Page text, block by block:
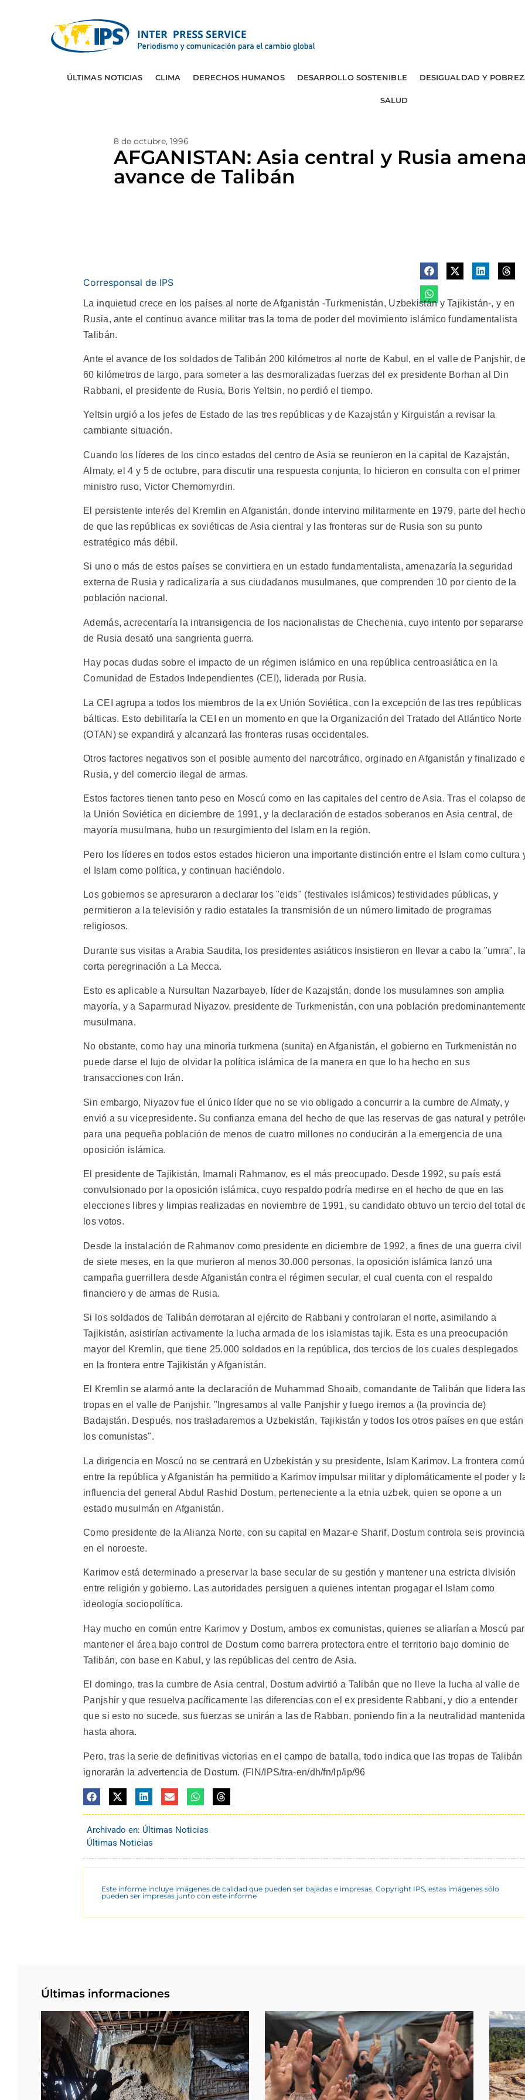
ÚLTIMAS NOTICIAS CLIMA DERECHOS HUMANOS DESARROLLO SOSTENIBLE DESIGUALDAD Y
SALUD
8 de octubre, 1996
AFGANISTAN: Asia central y Rusia
avance de Talibán
Corresponsal de IPS
La inquietud crece en los países al norte de Afganistán -Turkmenistán, Uzbekistán y Tajikistán-, y en
Rusia, ante el continuo avance militar tras la toma de poder del movimiento islámico fundamentalista
Talibán.
Ante el avance de los soldados de Talibán 200 kilómetros al norte de Kabul, en el valle de Panjshir, de
60 kilómetros de largo, para someter a las desmoralizadas fuerzas del ex presidente Borhan al Din
Rabbani, el presidente de Rusia, Boris Yeltsin, no perdió el tiempo.
Yeltsin urgió a los jefes de Estado de las tres repúblicas y de Kazajstán y Kirguistán a revisar la
cambiante situación.
Cuando los líderes de los cinco estados del centro de Asia se reunieron en la capital de Kazajstán,
Almaty, el 4 y 5 de octubre, para discutir una respuesta conjunta, lo hicieron en consulta con el primer
ministro ruso, Victor Chernomyrdin.
El persistente interés del Kremlin en Afganistán, donde intervino militarmente en 1979, parte del hecho
de que las repúblicas ex soviéticas de Asia cientral y las fronteras sur de Rusia son su punto
estratégico más débil.
Si uno o más de estos países se convirtiera en un estado fundamentalista, amenazaría la seguridad
externa de Rusia y radicalizaría a sus ciudadanos musulmanes, que comprenden 10 por ciento de la
población nacional.
Además, acrecentaría la intransigencia de los nacionalistas de Chechenia, cuyo intento por separarse
de Rusia desató una sangrienta guerra.
Hay pocas dudas sobre el impacto de un régimen islámico en una república centroasiática en la
Comunidad de Estados Independientes (CEI), liderada por Rusia.
La CEI agrupa a todos los miembros de la ex Unión Soviética, con la excepción de las tres repúblicas
bálticas. Esto debilitaría la CEI en un momento en que la Organización del Tratado del Atlántico Norte
(OTAN) se expandirá y alcanzará las fronteras rusas occidentales.
Otros factores negativos son el posible aumento del narcotráfico, orginado en Afganistán y finalizado
Rusia, y del comercio ilegal de armas.
Estos factores tienen tanto peso en Moscú como en las capitales del centro de Asia. Tras el colapso
la Unión Soviética en diciembre de 1991, y la declaración de estados soberanos en Asia central, de
mayoría musulmana, hubo un resurgimiento del Islam en la región.
Pero los líderes en todos estos estados hicieron una importante distinción entre el Islam como cultura
el Islam como política, y continuan haciéndolo.
Los gobiernos se apresuraron a declarar los "eids" (festivales islámicos) festividades públicas, y
permitieron a la televisión y radio estatales la transmisión de un número limitado de programas
religiosos.
Durante sus visitas a Arabia Saudita, los presidentes asiáticos insistieron en llevar a cabo la "umra",
corta peregrinación a La Mecca.
Esto es aplicable a Nursultan Nazarbayeb, líder de Kazajstán, donde los musulamnes son amplia
mayoría, y a Saparmurad Niyazov, presidente de Turkmenistán, con una población
musulmana.
No obstante, como hay una minoría turkmena (sunita) en Afganistán, el gobierno en Turkmenistán no
puede darse el lujo de olvidar la política islámica de la manera en que lo ha hecho en sus
transacciones con Irán.
Sin embargo, Niyazov fue el único líder que no se vio obligado a concurrir a la cumbre de Almaty, y
envió a su vicepresidente. Su confianza emana del hecho de que las reservas de gas natural y
para una pequeña población de menos de cuatro millones no conducirán a la emergencia de una
oposición islámica.
El presidente de Tajikistán, Imamali Rahmanov, es el más preocupado. Desde 1992, su país está
convulsionado por la oposición islámica, cuyo respaldo podría medirse en el hecho de que en las
elecciones libres y limpias realizadas en noviembre de 1991, su candidato obtuvo un tercio del total
los votos.
Desde la instalación de Rahmanov como presidente en diciembre de 1992, a fines de una guerra civil
de siete meses, en la que murieron al menos 30.000 personas, la oposición islámica lanzó una
campaña guerrillera desde Afganistán contra el régimen secular, el cual cuenta con el respaldo
financiero y de armas de Rusia.
Si los soldados de Talibán derrotaran al ejército de Rabbani y controlaran el norte, asimilando a
Tajikistán, asistirían activamente la lucha armada de los islamistas tajik. Esta es una preocupación
mayor del Kremlin, que tiene 25.000 soldados en la república, dos tercios de los cuales desplegados
en la frontera entre Tajikistán y Afganistán.
El Kremlin se alarmó ante la declaración de Muhammad Shoaib, comandante de Talibán que lidera
tropas en el valle de Panjshir. "Ingresamos al valle Panjshir y luego iremos a (la provincia de)
Badajstán. Después, nos trasladaremos a Uzbekistán, Tajikistán y todos los otros países en que están
los comunistas".
La dirigencia en Moscú no se centrará en Uzbekistán y su presidente, Islam Karimov. La frontera
entre la república y Afganistán ha permitido a Karimov impulsar militar y diplomáticamente el poder y
influencia del general Abdul Rashid Dostum, perteneciente a la etnia uzbek, quien se opone a un
estado musulmán en Afganistán.
Como presidente de la Alianza Norte, con su capital en Mazar-e Sharif, Dostum controla seis
en el noroeste.
Karimov está determinado a preservar la base secular de su gestión y mantener una estricta división
entre religión y gobierno. Las autoridades persiguen a quienes intentan progagar el Islam como
ideología sociopolítica.
Hay mucho en común entre Karimov y Dostum, ambos ex comunistas, quienes se aliarían a Moscú
mantener el área bajo control de Dostum como barrera protectora entre el territorio bajo dominio de
Talibán, con base en Kabul, y las repúblicas del centro de Asia.
El domingo, tras la cumbre de Asia central, Dostum advirtió a Talibán que no lleve la lucha al valle de
Panjshir y que resuelva pacíficamente las diferencias con el ex presidente Rabbani, y dio a entender
que si esto no sucede, sus fuerzas se unirán a las de Rabban, poniendo fin a la neutralidad mantenida
hasta ahora.
Pero, tras la serie de definitivas victorias en el campo de batalla, todo indica que las tropas de Talibán
ignorarán la advertencia de Dostum. (FIN/IPS/tra-en/dh/fn/lp/ip/96
Archivado en: Últimas Noticias
Últimas Noticias
Este informe incluye imágenes de calidad que pueden ser bajadas e impresas. Copyright IPS, estas imágenes sólo
pueden ser impresas junto con este informe
Últimas informaciones